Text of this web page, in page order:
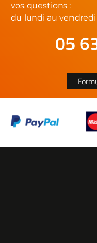
vos questions :
du lundi au vendredi
05